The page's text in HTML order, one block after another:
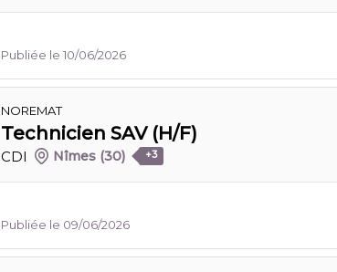
Publiée le 10/06/2026
NOREMAT
Technicien SAV (H/F)
CDI Nîmes (30) +3
Publiée le 09/06/2026